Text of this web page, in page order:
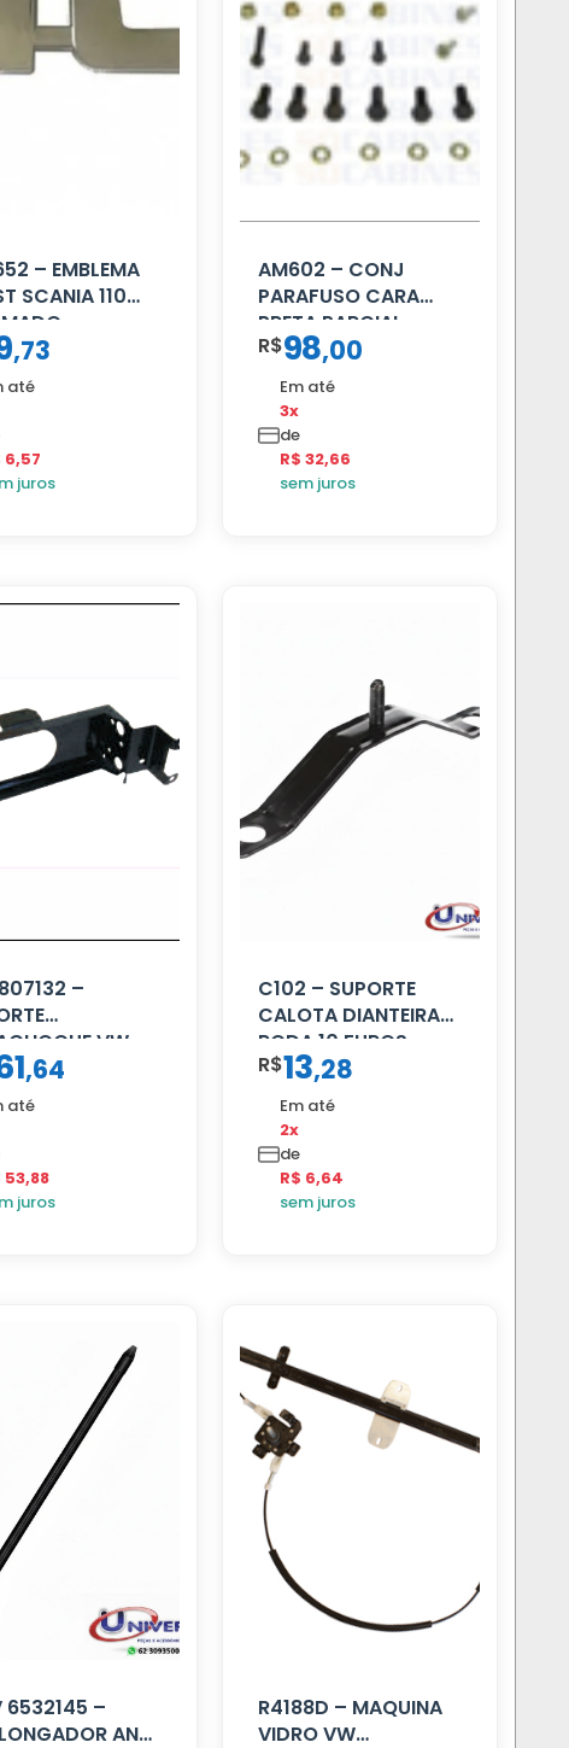
– EMBLEMA
SCANIA 110
,73
até
6,57
juros
AM602 – CONJ
PARAFUSO CARA
PRETA PARCIAL
R$98,00
Em até
3x
de
R$ 32,66
sem juros
–
VW
LD
,64
até
53,88
juros
C102 – SUPORTE
CALOTA DIANTEIRA
RODA 10 FUROS
R$13,28
Em até
2x
de
R$ 6,64
sem juros
6532145 –
ANT
R4188D – MAQUINA
VIDRO VW